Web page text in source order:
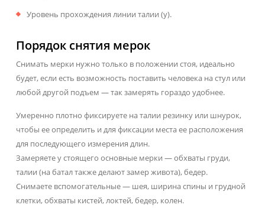
Уровень прохождения линии талии (у).
Порядок снятия мерок
Снимать мерки нужно только в положении стоя, идеально
будет, если есть возможность поставить человека на стул или
любой другой подъем — так замерять гораздо удобнее.
Умеренно плотно фиксируете на талии резинку или шнурок,
чтобы ее определить и для фиксации места ее расположения
для последующего измерения длин.
Замеряете у стоящего основные мерки — обхваты груди,
талии (на батал также делают замер живота), бедер.
Снимаете вспомогательные — шея, ширина спины и грудной
клетки, обхваты кистей, локтей, бедер, колен.